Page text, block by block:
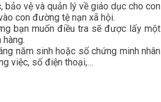
vệ và quản lý về giáo dục cho con
con đường tệ nạn xã hội.
bạn muốn điều tra sẽ được lấy một
năm sinh hoặc số chứng minh nhân
việc, số điện thoại,…